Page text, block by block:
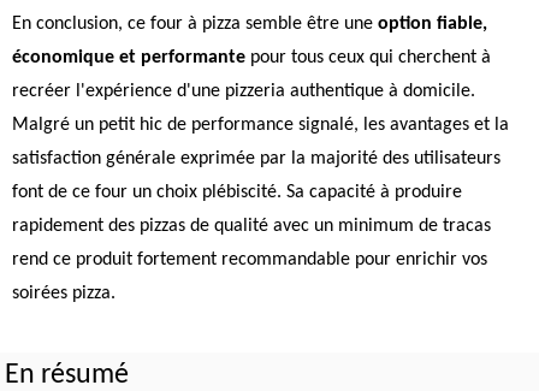
En conclusion, ce four à pizza semble être une option fiable,
économique et performante pour tous ceux qui cherchent à
recréer l'expérience d'une pizzeria authentique à domicile.
Malgré un petit hic de performance signalé, les avantages et la
satisfaction générale exprimée par la majorité des utilisateurs
font de ce four un choix plébiscité. Sa capacité à produire
rapidement des pizzas de qualité avec un minimum de tracas
rend ce produit fortement recommandable pour enrichir vos
soirées pizza.
En résumé